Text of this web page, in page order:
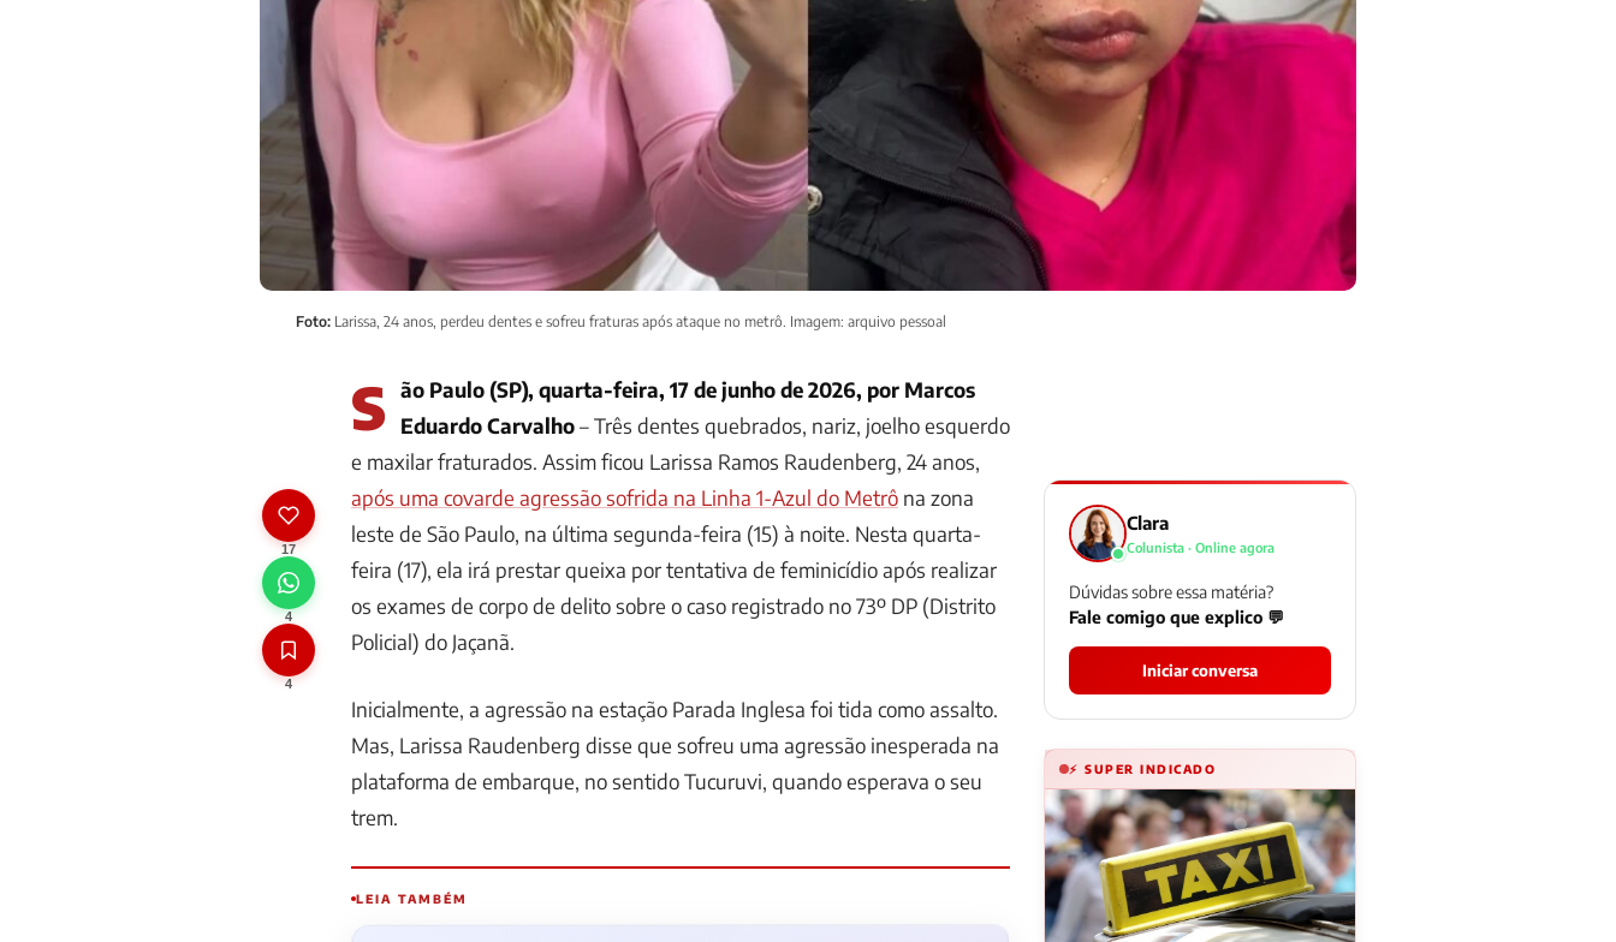
Foto: Larissa, 24 anos, perdeu dentes e sofreu fraturas após ataque no metrô. Imagem: arquivo pessoal
17
4
4
S ão Paulo (SP), quarta-feira, 17 de junho de 2026, por Marcos
Eduardo Carvalho– Três dentes quebrados, nariz, joelho esquerdo
e maxilar fraturados. Assim ficou Larissa Ramos Raudenberg, 24 anos,
após uma covarde agressão sofrida na Linha 1-Azul do Metrô na zona
leste de São Paulo, na última segunda-feira (15) à noite. Nesta quarta-
feira (17), ela irá prestar queixa por tentativa de feminicídio após realizar
os exames de corpo de delito sobre o caso registrado no 73º DP (Distrito
Policial) do Jaçanã.
Inicialmente, a agressão na estação Parada Inglesa foi tida como assalto.
Mas, Larissa Raudenberg disse que sofreu uma agressão inesperada na
plataforma de embarque, no sentido Tucuruvi, quando esperava o seu
trem.
LEIA TAMBÉM
Clara
Colunista · Online agora
Dúvidas sobre essa matéria?
Fale comigo que explico 💬
Iniciar conversa
⚡ SUPER INDICADO